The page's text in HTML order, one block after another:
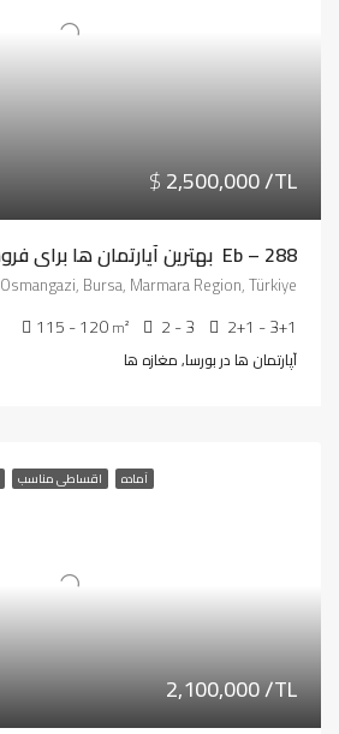
$2,500,000 /TL
Osmangazi, Bursa, Marmara Region, Türkiye
2+1 - 3+1
2 - 3
115 - 120m²
آپارتمان ها در بورسا, مغازه ها
آماده اقساطی مناسب
2,100,000 /TL